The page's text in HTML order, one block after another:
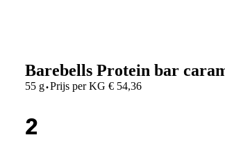
Barebells Protein bar
55 g·Prijs per KG € 54,36
2